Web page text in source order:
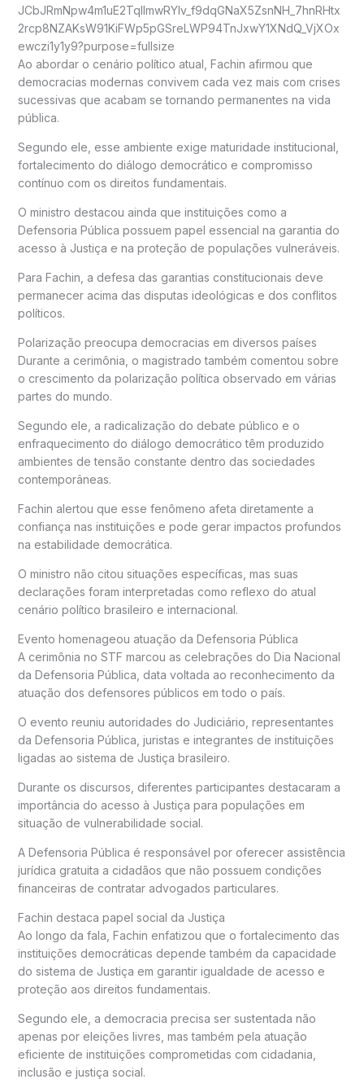
Ao abordar o cenário político atual, Fachin afirmou que
democracias modernas convivem cada vez mais com crises
sucessivas que acabam se tornando permanentes na vida
pública.
Segundo ele, esse ambiente exige maturidade institucional,
fortalecimento do diálogo democrático e compromisso
contínuo com os direitos fundamentais.
O ministro destacou ainda que instituições como a
Defensoria Pública possuem papel essencial na garantia do
acesso à Justiça e na proteção de populações vulneráveis.
Para Fachin, a defesa das garantias constitucionais deve
permanecer acima das disputas ideológicas e dos conflitos
políticos.
Polarização preocupa democracias em diversos países
Durante a cerimônia, o magistrado também comentou sobre
o crescimento da polarização política observado em várias
partes do mundo.
Segundo ele, a radicalização do debate público e o
enfraquecimento do diálogo democrático têm produzido
ambientes de tensão constante dentro das sociedades
contemporâneas.
Fachin alertou que esse fenômeno afeta diretamente a
confiança nas instituições e pode gerar impactos profundos
na estabilidade democrática.
O ministro não citou situações específicas, mas suas
declarações foram interpretadas como reflexo do atual
cenário político brasileiro e internacional.
Evento homenageou atuação da Defensoria Pública
A cerimônia no STF marcou as celebrações do Dia Nacional
da Defensoria Pública, data voltada ao reconhecimento da
atuação dos defensores públicos em todo o país.
O evento reuniu autoridades do Judiciário, representantes
da Defensoria Pública, juristas e integrantes de instituições
ligadas ao sistema de Justiça brasileiro.
Durante os discursos, diferentes participantes destacaram a
importância do acesso à Justiça para populações em
situação de vulnerabilidade social.
A Defensoria Pública é responsável por oferecer assistência
jurídica gratuita a cidadãos que não possuem condições
financeiras de contratar advogados particulares.
Fachin destaca papel social da Justiça
Ao longo da fala, Fachin enfatizou que o fortalecimento das
instituições democráticas depende também da capacidade
do sistema de Justiça em garantir igualdade de acesso e
proteção aos direitos fundamentais.
Segundo ele, a democracia precisa ser sustentada não
apenas por eleições livres, mas também pela atuação
eficiente de instituições comprometidas com cidadania,
inclusão e justiça social.